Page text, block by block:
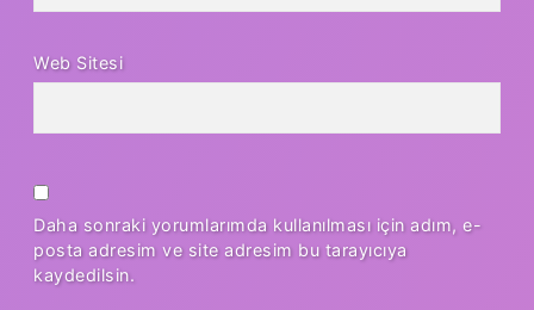
Web Sitesi
Daha sonraki yorumlarımda kullanılması için adım, e-
posta adresim ve site adresim bu tarayıcıya
kaydedilsin.